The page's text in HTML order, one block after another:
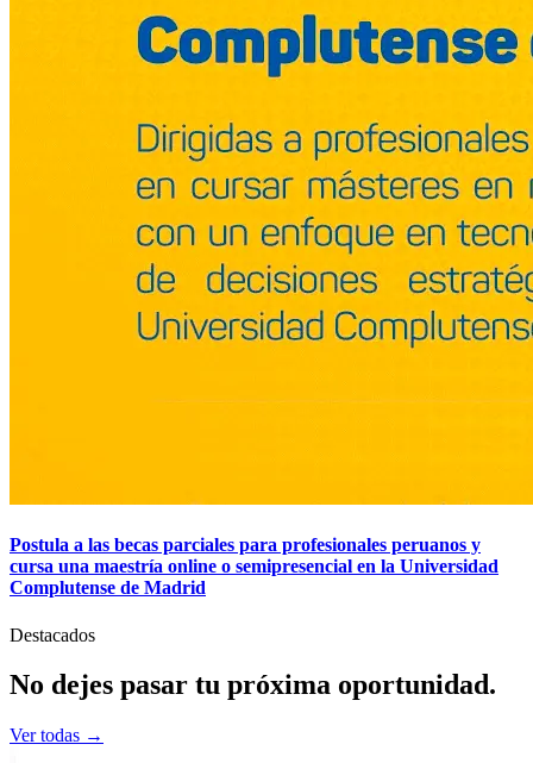
Postula a las becas parciales para profesionales peruanos y
cursa una maestría online o semipresencial en la Universidad
Complutense de Madrid
Destacados
No dejes pasar tu próxima oportunidad.
Ver todas →